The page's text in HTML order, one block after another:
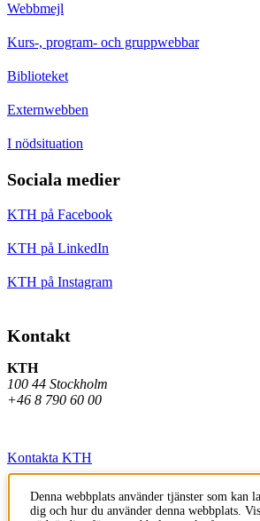
Webbmejl
Kurs-, program- och gruppwebbar
Biblioteket
Externwebben
I nödsituation
Sociala medier
KTH på Facebook
KTH på LinkedIn
KTH på Instagram
Kontakt
KTH
100 44 Stockholm
+46 8 790 60 00
Kontakta KTH
Jobba på KTH
Denna webbplats använder tjänster som kan
dig och hur du använder denna webbplats.